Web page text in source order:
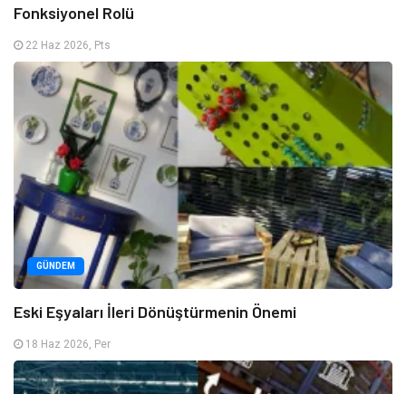
Fonksiyonel Rolü
22 Haz 2026, Pts
GÜNDEM
Eski Eşyaları İleri Dönüştürmenin Önemi
18 Haz 2026, Per